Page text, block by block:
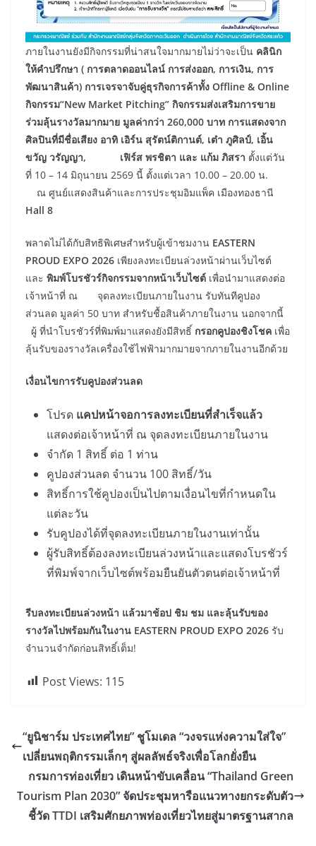
ภายในงานยังมีกิจกรรมที่น่าสนใจมากมายไม่ว่าจะเป็น คลินิก
ให้คำปรึกษา ( การตลาดออนไลน์ การส่งออก, การเงิน, การ
พัฒนาสินค้า) การเจรจาจับคู่ธุรกิจการค้าทั้ง Offline & Online
กิจกรรม“New Market Pitching” กิจกรรมส่งเสริมการขาย
ร่วมลุ้นรางวัลมากมาย มูลค่ากว่า 260,000 บาท การแสดงจาก
ศิลปินที่มีชื่อเสียง อาทิ เอิร์น สุรัตน์ติกานต์, เต๋า ภูศิลป์, เอิ้น
ขวัญ วรัญญา, เฟิร์ส พรชิตา และ แก้ม ภิสรา ตั้งแต่วัน
ที่ 10 – 14 มิถุนายน 2569 นี้ ตั้งแต่เวลา 10.00 – 20.00 น.
ณ ศูนย์แสดงสินค้าและการประชุมอิมแพ็ค เมืองทองธานี
Hall 8
พลาดไม่ได้กับสิทธิพิเศษสำหรับผู้เข้าชมงาน EASTERN
PROUD EXPO 2026 เพียงลงทะเบียนล่วงหน้าผ่านเว็บไซต์
และ พิมพ์โบรชัวร์กิจกรรมจากหน้าเว็บไซต์ เพื่อนำมาแสดงต่อ
เจ้าหน้าที่ ณ จุดลงทะเบียนภายในงาน รับทันทีคูปอง
ส่วนลด มูลค่า 50 บาท สำหรับชื้อสินค้าภายในงาน นอกจากนี้
ผู้ ที่นำโบรชัวร์ที่พิมพ์มาแสดงยังมีสิทธิ์ กรอกคูปองชิงโชค เพื่อ
ลุ้นรับของรางวัลเครื่องใช้ไฟฟ้ามากมายจากภายในงานอีกด้วย
เงื่อนไขการรับคูปองส่วนลด
โปรด แคปหน้าจอการลงทะเบียนที่สำเร็จแล้ว
แสดงต่อเจ้าหน้าที่ ณ จุดลงทะเบียนภายในงาน
จำกัด 1 สิทธิ์ ต่อ 1 ท่าน
คูปองส่วนลด จำนวน 100 สิทธิ์/วัน
สิทธิ์การใช้คูปองเป็นไปตามเงื่อนไขที่กำหนดใน
แต่ละวัน
รับคูปองได้ที่จุดลงทะเบียนภายในงานเท่านั้น
ผู้รับสิทธิ์ต้องลงทะเบียนล่วงหน้าและแสดงโบรชัวร์
ที่พิมพ์จากเว็บไซต์พร้อมยืนยันตัวตนต่อเจ้าหน้าที่
รีบลงทะเบียนล่วงหน้า แล้วมาช้อป ชิม ชม และลุ้นรับของ
รางวัลไปพร้อมกันในงาน EASTERN PROUD EXPO 2026 รับ
จำนวนจำกัดก่อนสิทธิ์เต็ม!
Post Views: 115
“ยูนิชาร์ม ประเทศไทย” ชูโมเดล “วงจรแห่งความใส่ใจ”
เปลี่ยนพฤติกรรมเล็กๆ สู่ผลลัพธ์จริงเพื่อโลกยั่งยืน
กรมการท่องเที่ยว เดินหน้าขับเคลื่อน “Thailand Green
Tourism Plan 2030” จัดประชุมหารือแนวทางยกระดับตัว
ชี้วัด TTDI เสริมศักยภาพท่องเที่ยวไทยสู่มาตรฐานสากล